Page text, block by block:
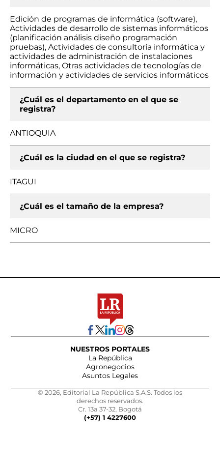
Edición de programas de informática (software),
Actividades de desarrollo de sistemas informáticos
(planificación análisis diseño programación
pruebas), Actividades de consultoría informática y
actividades de administración de instalaciones
informáticas, Otras actividades de tecnologías de
información y actividades de servicios informáticos
¿Cuál es el departamento en el que se
registra?
ANTIOQUIA
¿Cuál es la ciudad en el que se registra?
ITAGUI
¿Cuál es el tamaño de la empresa?
MICRO
NUESTROS PORTALES
La República
Agronegocios
Asuntos Legales
© 2026, Editorial La República S.A.S. Todos los
derechos reservados.
Cr. 13a 37-32, Bogotá
(+57) 1 4227600